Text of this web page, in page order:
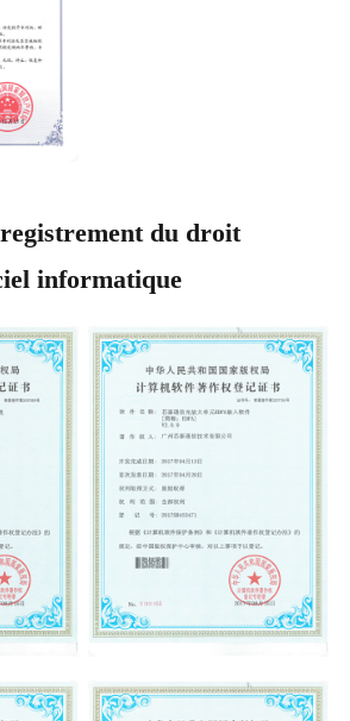
du droit
informatique